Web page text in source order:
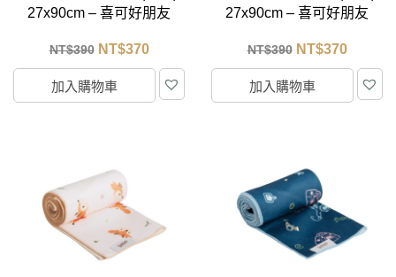
27x90cm – 喜可好朋友
NT$390 NT$370
加入購物車
27x90cm – 喜可好朋友
NT$390 NT$370
加入購物車